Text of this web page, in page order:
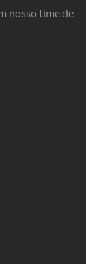
nosso time de